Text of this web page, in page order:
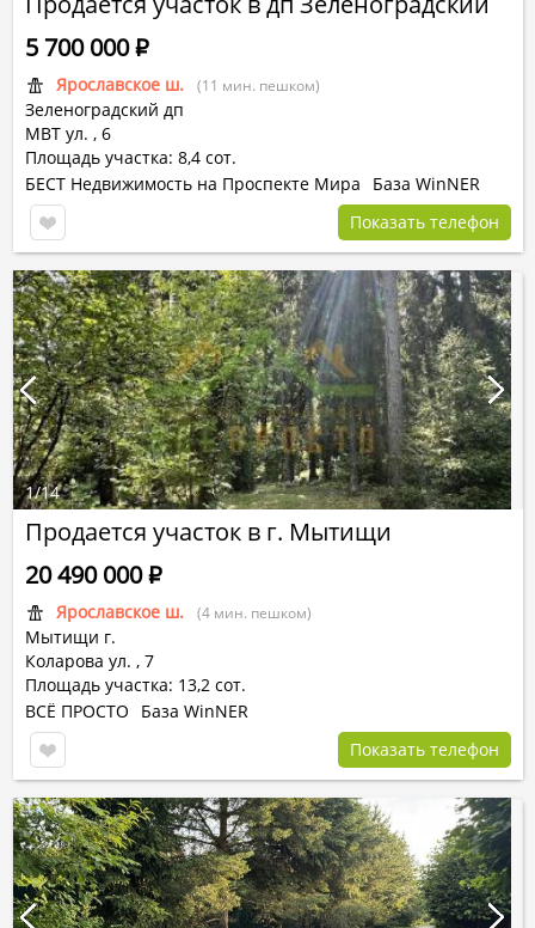
Ярославское ш. (11 мин. пешком)
Зеленоградский дп
МВТ ул. , 6
Площадь участка: 8,4 сот.
5 700 000Р
БЕСТ Недвижимость на Проспекте Мира
База WinNER
Показать телефон
Продается участок в г. Мытищи
Ярославское ш. (4 мин. пешком)
Мытищи г.
Коларова ул. , 7
Площадь участка: 13,2 сот.
20 490 000Р
ВСЁ ПРОСТО
База WinNER
Показать телефон
1/14